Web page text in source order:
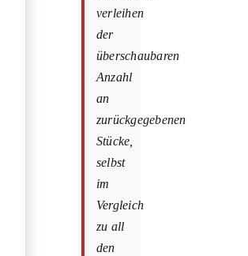
verleihen
der
überschaubaren
Anzahl
an
zurückgegebenen
Stücke,
selbst
im
Vergleich
zu all
den